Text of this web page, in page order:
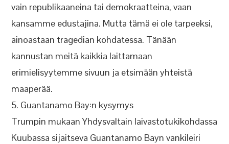
vain republikaaneina tai demokraatteina, vaan
kansamme edustajina. Mutta tämä ei ole tarpeeksi,
ainoastaan tragedian kohdatessa. Tänään
kannustan meitä kaikkia laittamaan
erimielisyytemme sivuun ja etsimään yhteistä
maaperää.
5. Guantanamo Bay:n kysymys
Trumpin mukaan Yhdysvaltain laivastotukikohdassa
Kuubassa sijaitseva Guantanamo Bayn vankileiri